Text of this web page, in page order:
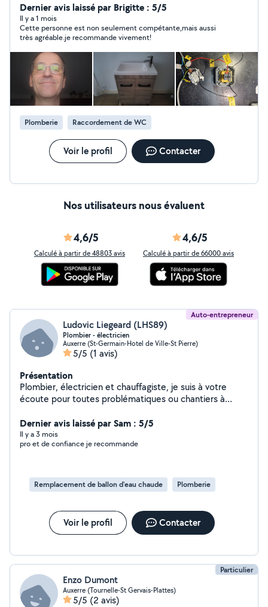
peint et toute réparation je fait auxi du jardinage tonte
de pelouse repartions de clôture je ses installé des
cuisine équipée je travaille soigneusement et je suis
motivé je monte tout sorte de meule je monte des
applique lumineux au mur je suis ponctuel au travail je
travail soigneusement et je fait le nettoyage avent de
partir de chez la personne je monte des tringle de
rideau je pose de la toile de vert
Dernier avis laissé par Brigitte : 5/5
Il y a 1 mois
Cette personne est non seulement compétante,mais aussi
très agréable.je recommande vivement!
Plomberie Raccordement de WC
Voir le profil Contacter
Nos utilisateurs nous évaluent
4,6/5
Calculé à partir de 48803 avis
4,6/5
Calculé à partir de 66000 avis
Auto-entrepreneur
Ludovic Liegeard (LHS89)
Plombier - électricien
Auxerre (St-Germain-Hotel de Ville-St Pierre)
5/5 (1 avis)
Présentation
Plombier, électricien et chauffagiste, je suis à votre
écoute pour toutes problématiques ou chantiers à
Dernier avis laissé par Sam : 5/5
Il y a 3 mois
pro et de confiance je recommande
Remplacement de ballon d'eau chaude Plomberie
Voir le profil Contacter
Particulier
Enzo Dumont
Auxerre (Tournelle-St Gervais-Plattes)
5/5 (2 avis)